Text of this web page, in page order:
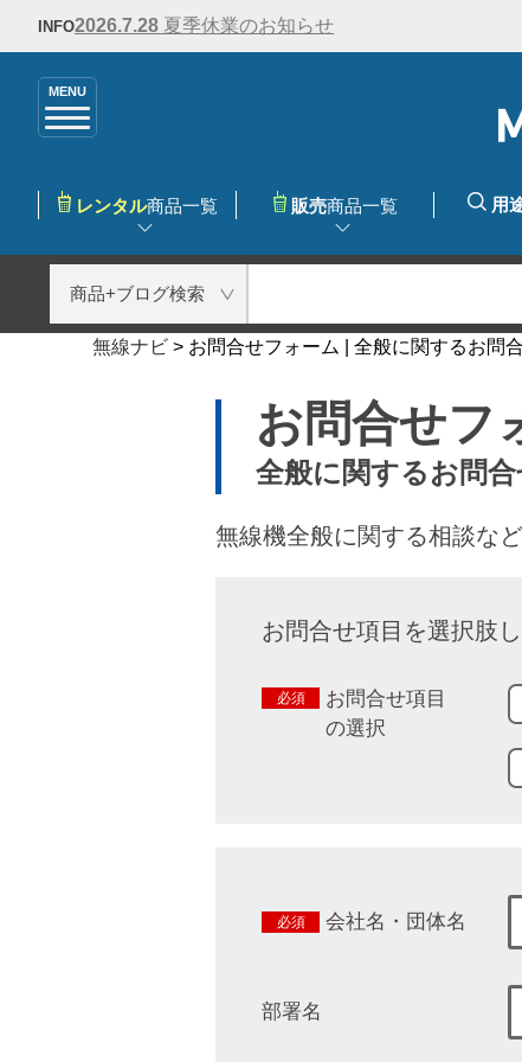
INFO2026.7.28 夏季休業のお知らせ
MENU
レンタル商品一覧 販売商品一覧 用
無線ナビ > お問合せフォーム | 全般に関するお問
お問合せフ
全般に関するお問合
無線機全般に関する相談な
お問合せ項目を選択肢し
お問合せ項目
の選択
会社名・団体名
部署名